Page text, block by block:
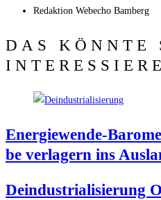
Redak­ti­on Web­echo Bamberg
DAS KÖNNTE
Ener­gie­wen­de-
be ver­la­gern ins
Deindus­tria­li­sie­rung